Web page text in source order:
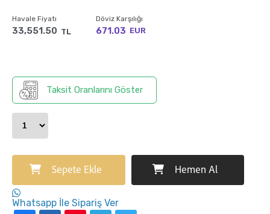
Havale Fiyatı
33,551.50 TL
Döviz Karşılığı
671.03 EUR
Taksit Oranlarını Göster
Sepete Ekle Hemen Al
Whatsapp İle Sipariş Ver